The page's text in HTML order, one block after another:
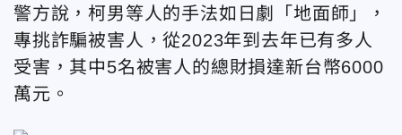
警方說，柯男等人的手法如日劇「地面師」，
專挑詐騙被害人，從2023年到去年已有多人
受害，其中5名被害人的總財損達新台幣6000
萬元。